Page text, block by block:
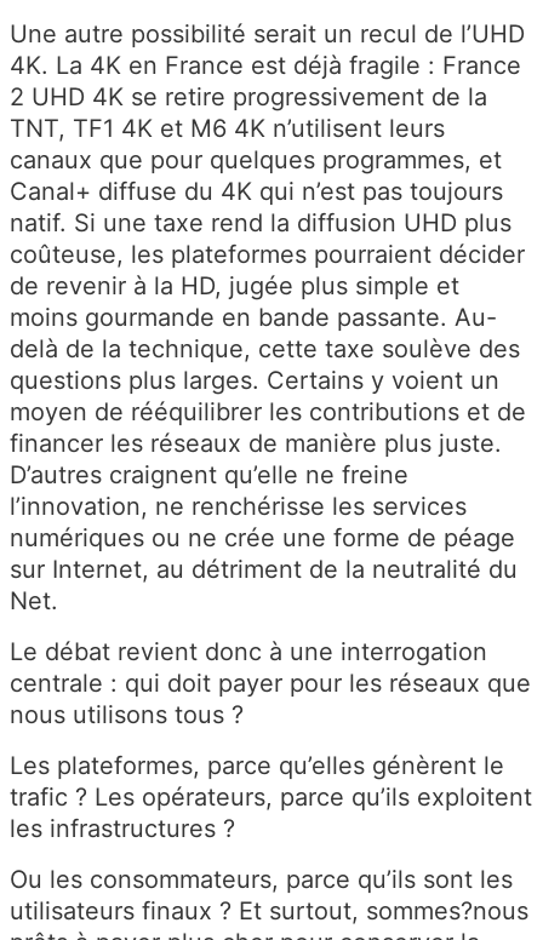
Une autre possibilité serait un recul de l’UHD
4K. La 4K en France est déjà fragile : France
2 UHD 4K se retire progressivement de la
TNT, TF1 4K et M6 4K n’utilisent leurs
canaux que pour quelques programmes, et
Canal+ diffuse du 4K qui n’est pas toujours
natif. Si une taxe rend la diffusion UHD plus
coûteuse, les plateformes pourraient décider
de revenir à la HD, jugée plus simple et
moins gourmande en bande passante. Au-
delà de la technique, cette taxe soulève des
questions plus larges. Certains y voient un
moyen de rééquilibrer les contributions et de
financer les réseaux de manière plus juste.
D’autres craignent qu’elle ne freine
l’innovation, ne renchérisse les services
numériques ou ne crée une forme de péage
sur Internet, au détriment de la neutralité du
Net.
Le débat revient donc à une interrogation
centrale : qui doit payer pour les réseaux que
nous utilisons tous ?
Les plateformes, parce qu’elles génèrent le
trafic ? Les opérateurs, parce qu’ils exploitent
les infrastructures ?
Ou les consommateurs, parce qu’ils sont les
utilisateurs finaux ? Et surtout, sommes?nous